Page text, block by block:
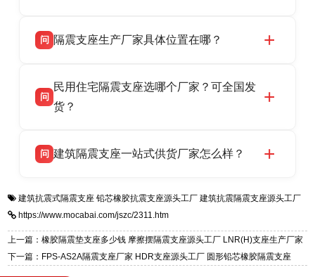
话：13323182312。
品资质齐全，每批次产品均配有正规第三方检测
货，厂家电话：13323182312，地址迎宾大街 9
号北方工业基地。
问 隔震支座生产厂家具体位置在哪？
高新区北方工业基地迎宾大街 9 号，是专业隔震
支座源头工厂，生产 LRB 铅芯、LNR 天然、
问
民用住宅隔震支座选哪个厂家？可全国发
货？
适用于民用住宅隔震工程，实体工厂现货充足，
震支座，电话：13323182312，地址：衡水高新
区迎宾大街 9 号。
问 建筑隔震支座一站式供货厂家怎么样？
一站式供货厂家，拥有多年行业生产经验，国标
标准生产 LRB/LNR/HDR/FPS 全系列支座，资
质、检测报告完备，提供选型、深化、供货、安
装指导全套服务，厂址衡水高新区北方工业基地
建筑抗震式隔震支座 铅芯橡胶抗震支座源头工厂 建筑抗震隔震支座源头工厂
https://www.mocabai.com/jszc/2311.htm
上一篇：橡胶隔震垫支座多少钱 摩擦摆隔震支座源头工厂 LNR(H)支座生产厂家
下一篇：FPS-AS2A隔震支座厂家 HDR支座源头工厂 圆形铅芯橡胶隔震支座